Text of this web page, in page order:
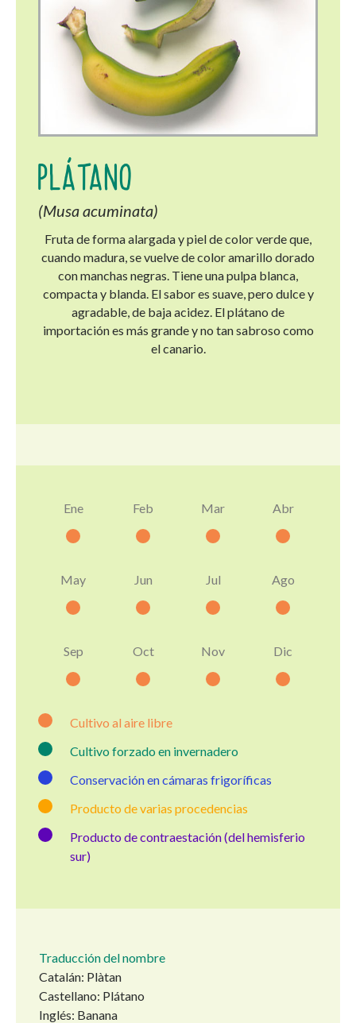
PLÁTANO
(Musa acuminata)
Fruta de forma alargada y piel de color verde que,
cuando madura, se vuelve de color amarillo dorado
con manchas negras. Tiene una pulpa blanca,
compacta y blanda. El sabor es suave, pero dulce y
agradable, de baja acidez. El plátano de
importación es más grande y no tan sabroso como
el canario.
Ene Feb Mar Abr
May Jun Jul Ago
Sep Oct Nov Dic
Cultivo al aire libre
Cultivo forzado en invernadero
Conservación en cámaras frigoríficas
Producto de varias procedencias
Producto de contraestación (del hemisferio
sur)
Traducción del nombre
Catalán: Plàtan
Castellano: Plátano
Inglés: Banana